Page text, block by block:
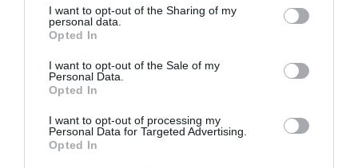
not limited to your visit or usage behaviour. You may click to
grant or deny consent to Google and its third-party tags to
use your data for below specified purposes in below Google
consent section.
I want to opt-out of the Sharing of my
personal data.
Opted In
I want to opt-out of the Sale of my
Personal Data.
Opted In
I want to opt-out of processing my
Personal Data for Targeted Advertising.
Opted In
Ανατροπή δεδομένων στα εμβόλια
mRNA: Οι εμβολιασμένοι πεθαίνουν
πλέον στις ΗΠΑ από COVID-19